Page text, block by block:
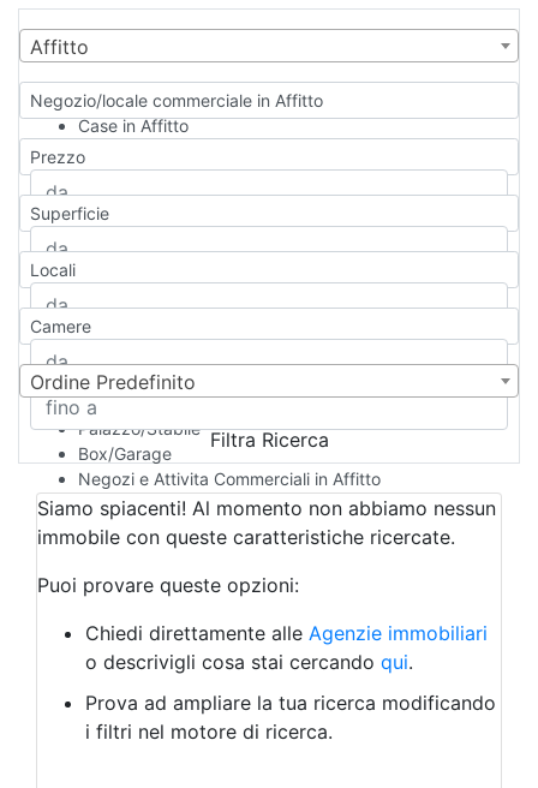
Affitto
Negozio/locale commerciale in Affitto
Case in Affitto
Qualsiasi
Appartamento
Casa indipendente
Casa Semi-indipendente
Attico/Mansarda
Rustico/Casale
Camera d'Albergo
Multiproprietà
Palazzo/Stabile
Box/Garage
Negozi e Attivita Commerciali in Affitto
Qualsiasi
Attività/Licenza Commerciale
Azienda Agricola
Bar/Ristorante
Albergo
Laboratorio Artigianale
Negozio/locale commerciale
Agriturismo
Magazzini
Prezzo
Superficie
Locali
Camere
Ordine Predefinito
Filtra Ricerca
Siamo spiacenti! Al momento non abbiamo nessun
immobile con queste caratteristiche ricercate.
Puoi provare queste opzioni:
Chiedi direttamente alle Agenzie immobiliari
o descrivigli cosa stai cercando qui.
Prova ad ampliare la tua ricerca modificando
i filtri nel motore di ricerca.